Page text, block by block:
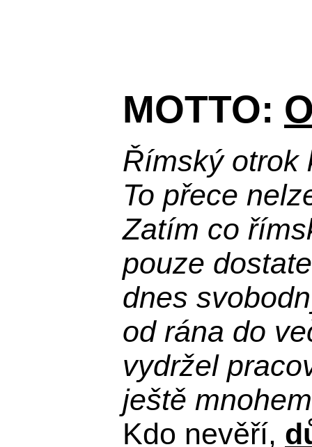
MOTTO:
Římský otrok
To přece
Zatím co
pouze
dnes
od rána do
vydržel
ještě
Kdo nevěří,